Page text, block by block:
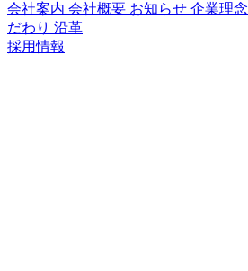
会社案内 会社概要 お知らせ 企業理念
だわり 沿革
採用情報